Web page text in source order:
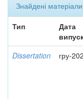
Знайдені
Тип
Дата
Dissertation гру-